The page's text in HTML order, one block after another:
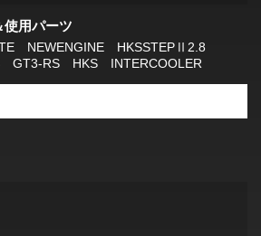
使用パーツ
NEWENGINE HKSSTEPⅡ2.8
GT3-RS HKS INTERCOOLER